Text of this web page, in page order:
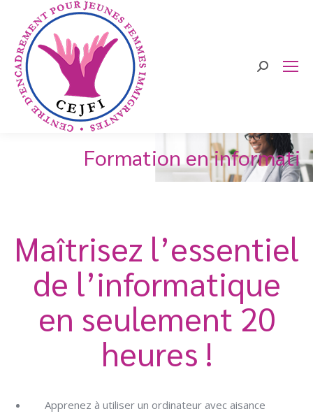
Search:
Formation en
Maîtrisez l’essentiel
de l’informatique
en seulement 20
heures !
Apprenez à utiliser un ordinateur avec aisance